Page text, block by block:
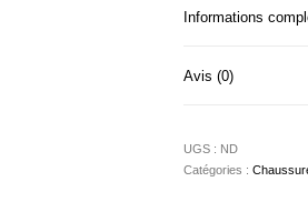
Informations
Avis (0)
UGS : ND
Catégories :